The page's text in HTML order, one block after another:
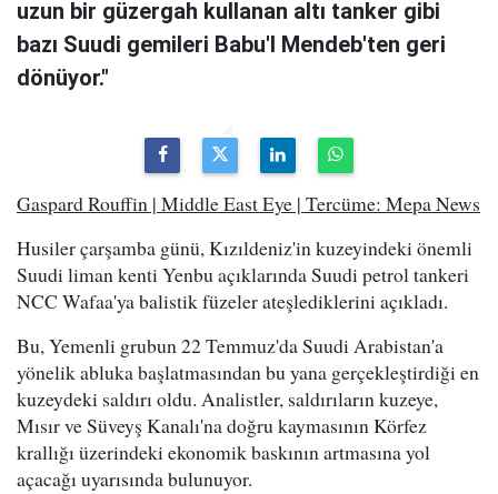
uzun bir güzergah kullanan altı tanker gibi
bazı Suudi gemileri Babu'l Mendeb'ten geri
dönüyor."
Gaspard Rouffin | Middle East Eye | Tercüme: Mepa News
Husiler çarşamba günü, Kızıldeniz'in kuzeyindeki önemli
Suudi liman kenti Yenbu açıklarında Suudi petrol tankeri
NCC Wafaa'ya balistik füzeler ateşlediklerini açıkladı.
Bu, Yemenli grubun 22 Temmuz'da Suudi Arabistan'a
yönelik abluka başlatmasından bu yana gerçekleştirdiği en
kuzeydeki saldırı oldu. Analistler, saldırıların kuzeye,
Mısır ve Süveyş Kanalı'na doğru kaymasının Körfez
krallığı üzerindeki ekonomik baskının artmasına yol
açacağı uyarısında bulunuyor.